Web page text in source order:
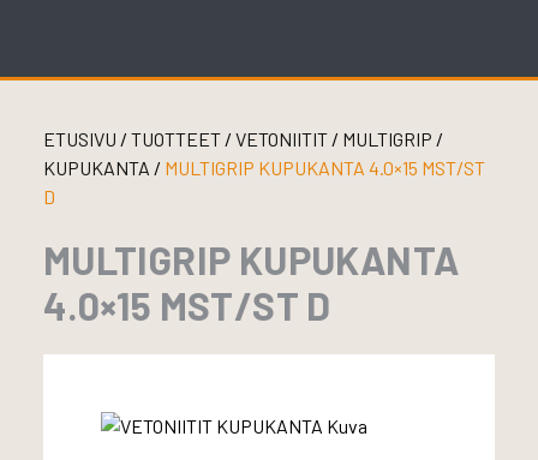
ETUSIVU / TUOTTEET/ VETONIITIT / MULTIGRIP /
KUPUKANTA / MULTIGRIP KUPUKANTA 4.0×15 MST/ST
D
MULTIGRIP KUPUKANTA
4.0×15 MST/ST D